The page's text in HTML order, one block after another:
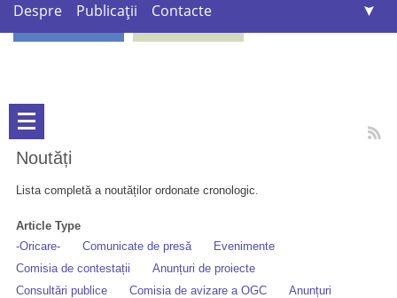
Despre Publicații Contacte
Noutăți
Lista completă a noutăților ordonate cronologic.
Article Type
-Oricare-
Comunicate de presă
Evenimente
Comisia de contestații
Anunțuri de proiecte
Consultări publice
Comisia de avizare a OGC
Anunțuri